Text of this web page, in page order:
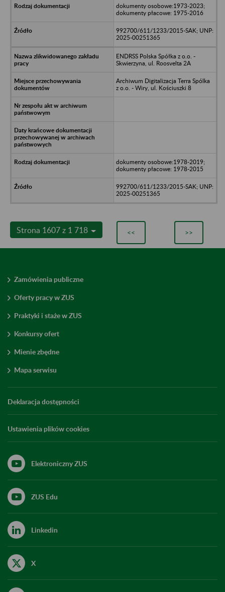
dokumenty osobowe:1973-2023;
dokumenty płacowe: 1975-2016
992700/611/1233/2015-SAK; UNP:
2025-00251365
ENDRSS Polska Spółka z o.o. -
Skwierzyna, ul. Roosvelta 2A
Archiwum Digitalizacja Terra Spólka
z o.o. - Wiry, ul. Kościuszki 8
dokumenty osobowe:1978-2019;
dokumenty płacowe: 1978-2015
992700/611/1233/2015-SAK; UNP:
2025-00251365
Strona 1607 z 1 718 << >>
Zamówienia publiczne
Oferty pracy w ZUS
Praktyki i staże w ZUS
Konkursy ofert
Mienie zbędne
Mapa serwisu
Deklaracja dostępności
Ustawienia plików cookies
Elektroniczny ZUS
ZUS Edu
Linkedin
X